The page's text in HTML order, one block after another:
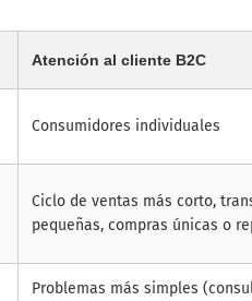
Atención al cliente B2C
Consumidores individuales
Ciclo de ventas más corto,
pequeñas, compras únicas o
Problemas más simples